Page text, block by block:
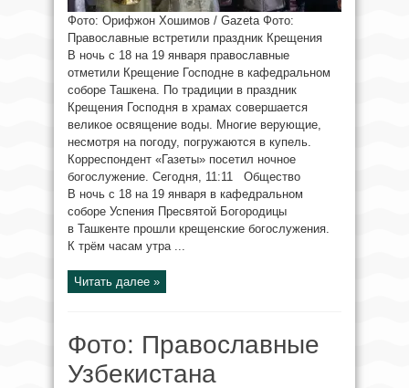
Фото: Орифжон Хошимов / Gazeta Фото:
Православные встретили праздник Крещения
В ночь с 18 на 19 января православные
отметили Крещение Господне в кафедральном
соборе Ташкена. По традиции в праздник
Крещения Господня в храмах совершается
великое освящение воды. Многие верующие,
несмотря на погоду, погружаются в купель.
Корреспондент «Газеты» посетил ночное
богослужение. Сегодня, 11:11 Общество
В ночь с 18 на 19 января в кафедральном
соборе Успения Пресвятой Богородицы
в Ташкенте прошли крещенские богослужения.
К трём часам утра ...
Читать далее »
Фото: Православные
Узбекистана